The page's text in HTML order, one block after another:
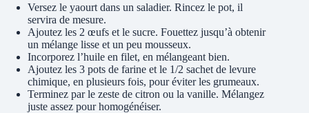
Versez le yaourt dans un saladier. Rincez le pot, il
servira de mesure.
Ajoutez les 2 œufs et le sucre. Fouettez jusqu’à obtenir
un mélange lisse et un peu mousseux.
Incorporez l’huile en filet, en mélangeant bien.
Ajoutez les 3 pots de farine et le 1/2 sachet de levure
chimique, en plusieurs fois, pour éviter les grumeaux.
Terminez par le zeste de citron ou la vanille. Mélangez
juste assez pour homogénéiser.